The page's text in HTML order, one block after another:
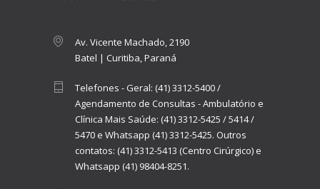
Av. Vicente Machado, 2190
Batel | Curitiba, Paraná
Telefones - Geral: (41) 3312-5400/
Agendamento de Consultas - Ambulatório e
Clínica Mais Saúde: (41) 3312-5425 /5414/
5470 e Whatsapp (41) 3312-5425. Outros
contatos: (41) 3312-5413 (Centro Cirúrgico) e
Whatsapp (41) 98404-8251.